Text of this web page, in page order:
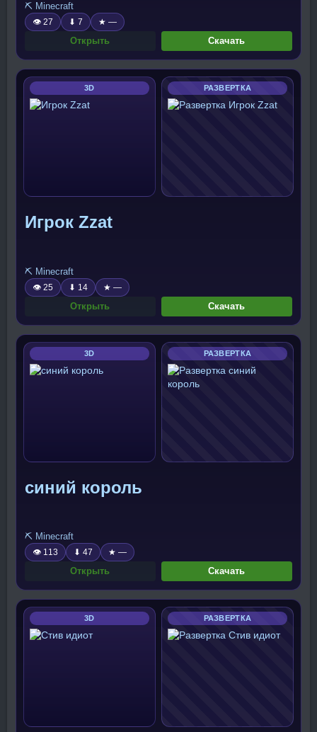
⛏️ Minecraft
👁 27 ⬇ 7 ★ —
Открыть Скачать
3D РАЗВЕРТКА
Игрок Zzat
⛏️ Minecraft
👁 25 ⬇ 14 ★ —
Открыть Скачать
3D РАЗВЕРТКА
синий король
⛏️ Minecraft
👁 113 ⬇ 47 ★ —
Открыть Скачать
3D РАЗВЕРТКА